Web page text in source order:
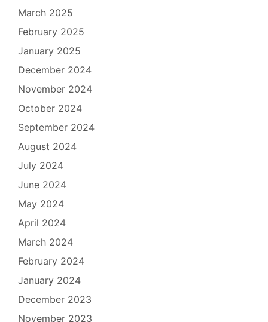
March 2025
February 2025
January 2025
December 2024
November 2024
October 2024
September 2024
August 2024
July 2024
June 2024
May 2024
April 2024
March 2024
February 2024
January 2024
December 2023
November 2023